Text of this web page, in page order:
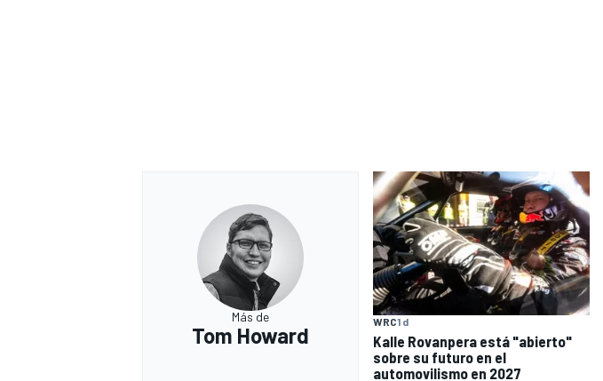
Más de
Tom Howard
WRC1 d
Kalle Rovanpera está "abierto"
sobre su futuro en el
automovilismo en 2027